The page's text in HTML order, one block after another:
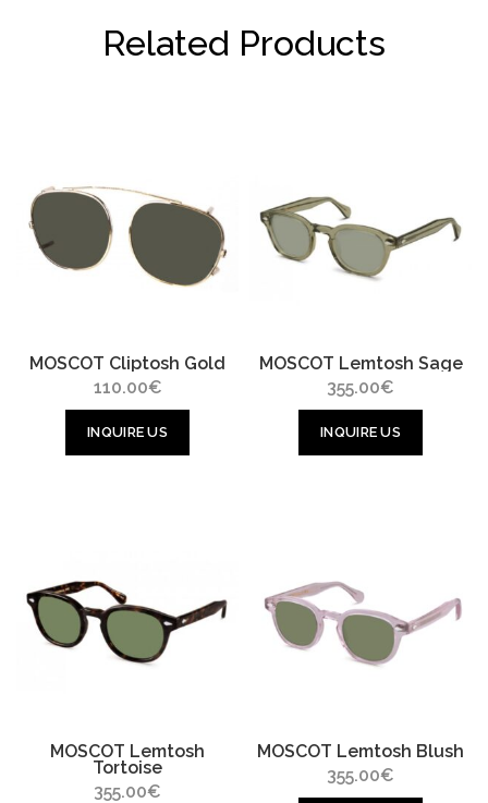
Related Products
MOSCOT Cliptosh Gold
110.00€
INQUIRE US
MOSCOT Lemtosh Sage
355.00€
INQUIRE US
MOSCOT Lemtosh
Tortoise
355.00€
MOSCOT Lemtosh Blush
355.00€